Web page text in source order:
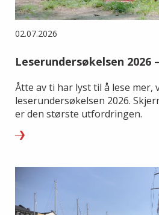
02.07.2026
Leserundersøkelsen 2026
Åtte av ti har lyst til å lese mer,
leserundersøkelsen 2026.
er den største utfordringen.